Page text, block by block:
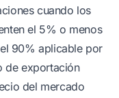
cuando los
el 5% o menos
90% aplicable por
de exportación
del mercado